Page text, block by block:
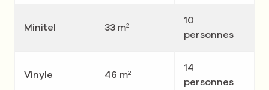
Minitel 33 m²
10
personnes
Vinyle 46 m²
14
personnes